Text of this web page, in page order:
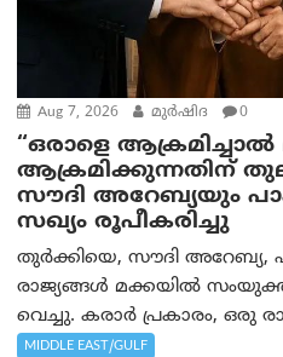
Aug 7, 2026 മുര്‍ഷിദ 0
“ഒരാളെ
ആക്രമിക്കുന്നതിന്
സൗദി അറേബ്യയും
സഖ്യം രൂപീകരിച്ചു
തുർക്കിയെ, സൗദി അറേബ്യ,
രാജ്യങ്ങൾ മക്കയിൽ
വെച്ചു. കരാർ പ്രകാരം, ഒരു
MIDDLE EAST/GULF